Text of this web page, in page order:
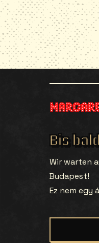
Bis
Wir warten
Budapest!
Ez nem egy